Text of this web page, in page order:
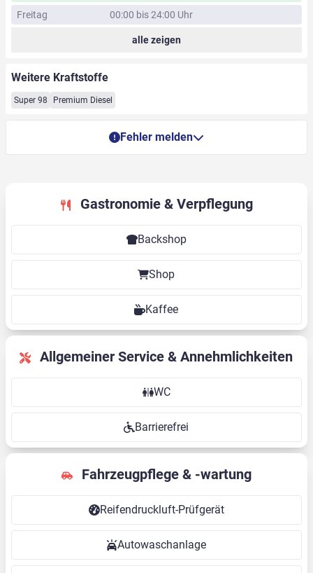
Freitag
00:00 bis 24:00 Uhr
alle zeigen
Weitere Kraftstoffe
Super 98 Premium Diesel
Fehler melden
Gastronomie & Verpflegung
Backshop
Shop
Kaffee
Allgemeiner Service & Annehmlichkeiten
WC
Barrierefrei
Fahrzeugpflege & -wartung
Reifendruckluft-Prüfgerät
Autowaschanlage